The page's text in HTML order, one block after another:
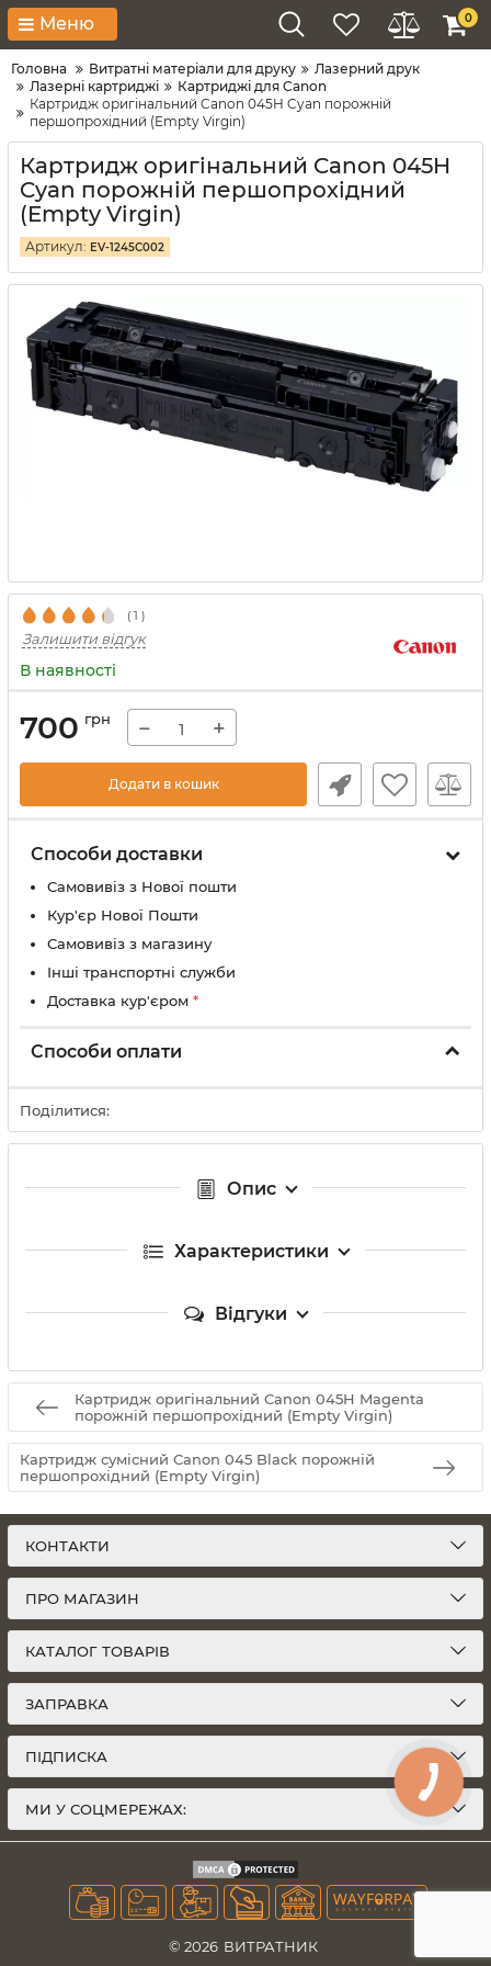
Меню 0
Головна Витратні матеріали для друку
Лазерний друк
Лазерні картриджі
Картриджі для Canon
Картридж оригінальний Canon 045H Cyan порожній
першопрохідний (Empty Virgin)
Картридж оригінальний Canon 045H
Cyan порожній першопрохідний
(Empty Virgin)
Артикул: EV-1245C002
( 1 )
Залишити відгук
В наявності
700 грн − +
Додати в кошик
Способи доставки
Самовивіз з Нової пошти
Кур'єр Нової Пошти
Самовивіз з магазину
Інші транспортні служби
Доставка кур'єром *
Способи оплати
Поділитися:
Опис
Характеристики
Відгуки
Картридж оригінальний Canon 045H Magenta
порожній першопрохідний (Empty Virgin)
Картридж сумісний Canon 045 Black порожній
першопрохідний (Empty Virgin)
КОНТАКТИ
ПРО МАГАЗИН
КАТАЛОГ ТОВАРІВ
ЗАПРАВКА
ПІДПИСКА
МИ У СОЦМЕРЕЖАХ:
© 2026 ВИТРАТНИК